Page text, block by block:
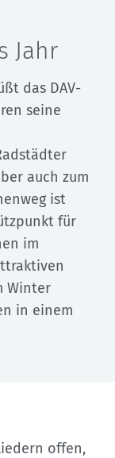
Jahr
das DAV-
seine
auch zum
ist
für
im
Winter
in einem
offen,